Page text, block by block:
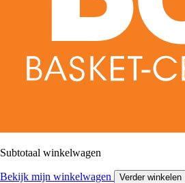
Subtotaal winkelwagen
Bekijk mijn winkelwagen Verder winkelen